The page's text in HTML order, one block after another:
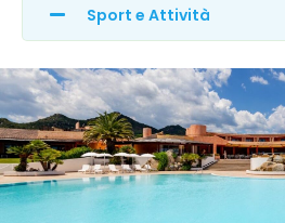
Sport e Attività